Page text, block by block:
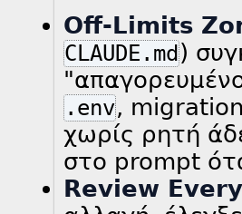
Off-Limits
CLAUDE.md)
.env,
χωρίς ρητή
στο prompt
Review